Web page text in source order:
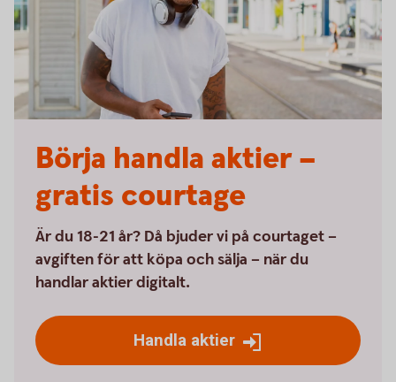
Börja handla aktier –
gratis courtage
Är du 18-21 år? Då bjuder vi på courtaget –
avgiften för att köpa och sälja – när du
handlar aktier digitalt.
Handla aktier